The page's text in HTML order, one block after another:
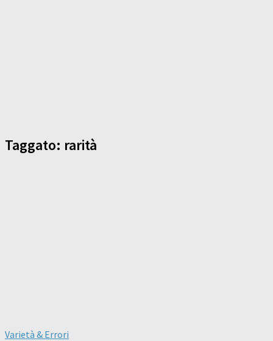
Taggato: rarità
Varietà & Errori